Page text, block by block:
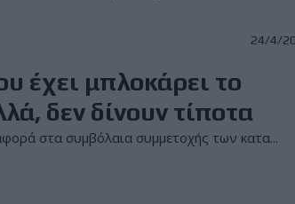
24/4/
έχει μπλοκάρει το
δεν δίνουν τίποτα
στα συμβόλαια συμμετοχής των κατα...